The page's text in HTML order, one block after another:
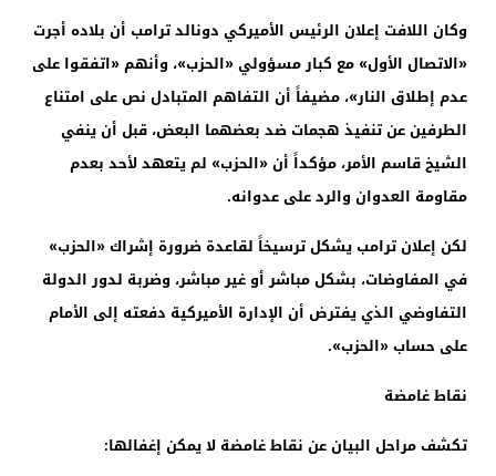
وكان اللافت إعلان الرئيس الأميركي دونالد ترامب أن بلاده أجرت
«الاتصال الأول» مع كبار مسؤولي «الحزب»، وأنهم «اتفقوا على
عدم إطلاق النار»، مضيفاً أن التفاهم المتبادل نص على امتناع
الطرفين عن تنفيذ هجمات ضد بعضهما البعض، قبل أن ينفي
الشيخ قاسم الأمر، مؤكداً أن «الحزب» لم يتعهد لأحد بعدم
مقاومة العدوان والرد على عدوانه.
لكن إعلان ترامب يشكل ترسيخاً لقاعدة ضرورة إشراك «الحزب»
في المفاوضات، بشكل مباشر أو غير مباشر، وضربة لدور الدولة
التفاوضي الذي يفترض أن الإدارة الأميركية دفعته إلى الأمام
على حساب «الحزب».
نقاط غامضة
تكشف مراحل البيان عن نقاط غامضة لا يمكن إغفالها: